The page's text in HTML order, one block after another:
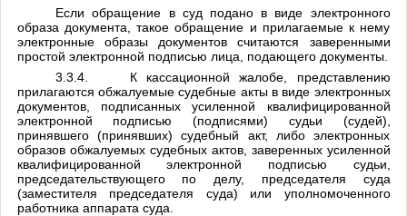
Если обращение в суд подано в виде электронного
образа документа, такое обращение и прилагаемые к нему
электронные образы документов считаются заверенными
простой электронной подписью лица, подающего документы.
3.3.4.
К кассационной жалобе, представлению
прилагаются обжалуемые судебные акты в виде электронных
документов, подписанных усиленной квалифицированной
электронной подписью (подписями) судьи (судей),
принявшего (принявших) судебный акт, либо электронных
образов обжалуемых судебных актов, заверенных усиленной
квалифицированной электронной подписью судьи,
председательствующего по делу, председателя суда
(заместителя председателя суда) или уполномоченного
работника аппарата суда.